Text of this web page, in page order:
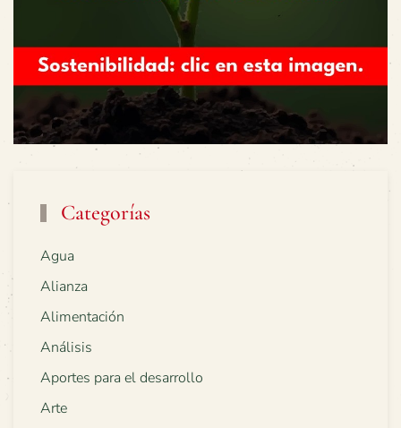
Categorías
Agua
Alianza
Alimentación
Análisis
Aportes para el desarrollo
Arte